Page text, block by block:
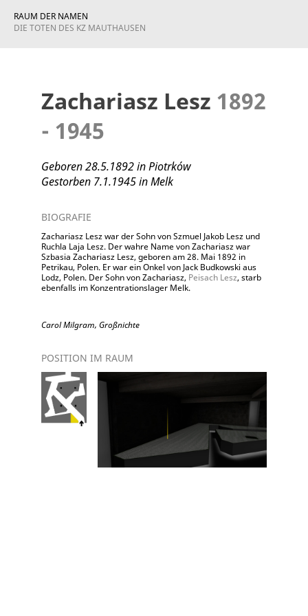
RAUM DER NAMEN
DIE TOTEN DES KZ MAUTHAUSEN
Zachariasz Lesz 1892
- 1945
Geboren 28.5.1892 in Piotrków
Gestorben 7.1.1945 in Melk
BIOGRAFIE
Zachariasz Lesz war der Sohn von Szmuel Jakob Lesz und
Ruchla Laja Lesz. Der wahre Name von Zachariasz war
Szbasia Zachariasz Lesz, geboren am 28. Mai 1892 in
Petrikau, Polen. Er war ein Onkel von Jack Budkowski aus
Lodz, Polen. Der Sohn von Zachariasz, Peisach Lesz, starb
ebenfalls im Konzentrationslager Melk.
Carol Milgram, Großnichte
POSITION IM RAUM